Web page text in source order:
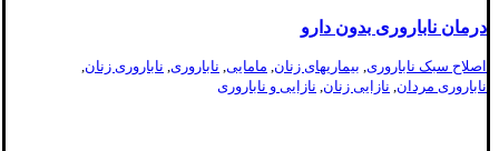
درمان ناباروری بدون دارو
اصلاح سبک ناباروری, بیماریهای زنان, مامایی, ناباروری, ناباروری زنان,
ناباروری مردان, نازایی زنان, نازایی و ناباروری